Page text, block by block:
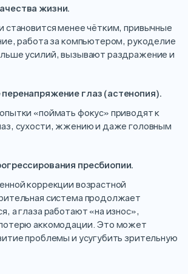
жизни.
становится менее чётким, привычные
работа за компьютером, рукоделие
усилий, вызывают раздражение и
глаз (астенопия).
«поймать фокус» приводят к
сухости, жжению и даже головным
пресбиопии.
коррекции возрастной
система продолжает
а глаза работают «на износ»,
аккомодации. Это может
проблемы и усугубить зрительную